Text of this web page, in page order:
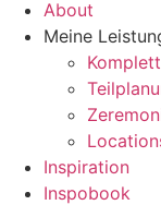
About
Meine
Inspiration
Inspobook